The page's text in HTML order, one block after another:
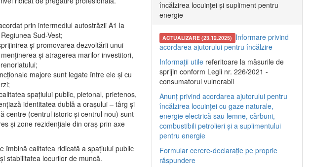
prin intermediul autostrăzii A1 la
Sud-Vest;
şi promovarea dezvoltării unui
şi atragerea marilor investitori,
majore sunt legate între ele şi cu
spaţiului public, pietonal, prietenos,
identitatea dublă a oraşului – târg şi
centre (centrul istoric şi centrul nou) sunt
şi zone rezidenţiale din oraş prin axe
îmbină calitatea ridicată a spaţiului public
stabilitatea locurilor de muncă.
încălzirea locuinței și supliment pentru
energie
ACTUALIZARE (23.12.2025) Informare privind
acordarea ajutorului pentru încălzire
Informații utile referitoare la măsurile de
sprijin conform Legii nr. 226/2021 -
consumatorul vulnerabil
Anunț privind acordarea ajutorului pentru
încălzirea locuinței cu gaze naturale,
energie electrică sau lemne, cărbuni,
combustibili petrolieri și a suplimentului
pentru energie
Formular cerere-declarație pe proprie
răspundere